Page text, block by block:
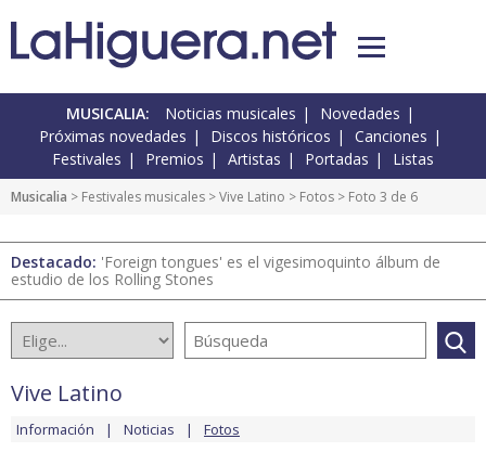
MUSICALIA: Noticias musicales
Novedades
Próximas novedades
Discos históricos
Canciones
Festivales
Premios Artistas Portadas Listas
Musicalia > Festivales musicales >Vive Latino > Fotos > Foto 3 de 6
Destacado: 'Foreign tongues' es el vigesimoquinto álbum de
estudio de los Rolling Stones
Vive Latino
Información Noticias Fotos